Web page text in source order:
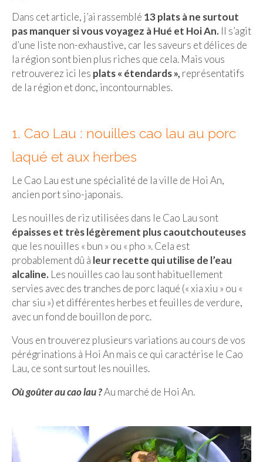
Chine
Beijing
Guilin & Yangshuo
Xi’An
Japon
Fukuoka
Kamakura
Kyoto
Mont Fuji
Nikko
Tokyo
Malaisie
Cameron Highlands
Penang
Singapour
Vietnam
Hanoi
Dans cet article, j’ai rassemblé 13 plats à ne surtout
pas manquer si vous voyagez à Hué et Hoi An. Il s’agit
d’une liste non-exhaustive, car les saveurs et délices de
la région sont bien plus riches que cela. Mais vous
retrouverez ici les plats « étendards », représentatifs
de la région et donc, incontournables.
1. Cao Lau : nouilles cao lau au porc
laqué et aux herbes
Le Cao Lau est une spécialité de la ville de Hoi An,
ancien port sino-japonais.
Les nouilles de riz utilisées dans le Cao Lau sont
épaisses et très légèrement plus caoutchouteuses
que les nouilles « bun » ou « pho ». Cela est
probablement dû à leur recette qui utilise de l’eau
alcaline. Les nouilles cao lau sont habituellement
servies avec des tranches de porc laqué (« xia xiu » ou «
char siu ») et différentes herbes et feuilles de verdure,
avec un fond de bouillon de porc.
Vous en trouverez plusieurs variations au cours de vos
pérégrinations à Hoi An mais ce qui caractérise le Cao
Lau, ce sont surtout les nouilles.
Où goûter au cao lau ?Au marché de Hoi An.